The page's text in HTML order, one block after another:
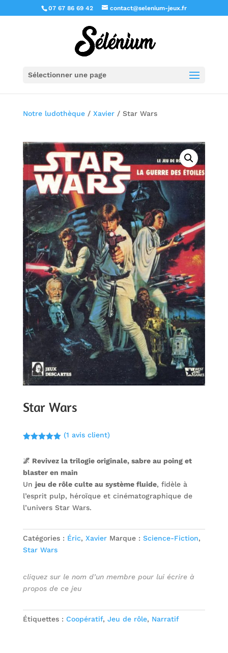
07 67 86 69 42 contact@selenium-jeux.fr
Sélectionner une page
Notre ludothèque/ Xavier/ Star Wars
Star Wars
basé sur
client
(1 avis client)
🌌 Revivez la trilogie originale, sabre au poing et
blaster en main
Un jeu de rôle culte au système fluide, fidèle à
l’esprit pulp, héroïque et cinématographique de
l’univers Star Wars.
Catégories : Éric, Xavier Marque : Science-Fiction,
Star Wars
cliquez sur le nom d’un membre pour lui écrire à
propos de ce jeu
Étiquettes : Coopératif, Jeu de rôle, Narratif